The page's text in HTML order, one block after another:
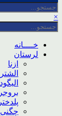
×
خــــانه
لرستان
ازنا
الشتر
پلدختر
چگنی